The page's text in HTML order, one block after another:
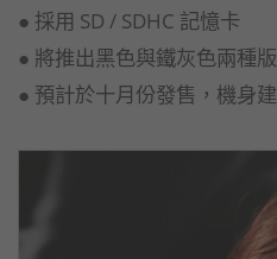
● 採用 SD / SDHC 記憶卡
● 將推出黑色與鐵灰色兩種
● 預計於十月份發售，機身